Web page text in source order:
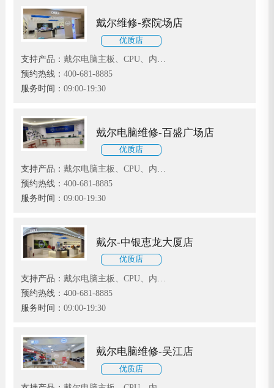
戴尔维修-察院场店
优质店
支持产品： 戴尔电脑主板、CPU、内
存、显卡、声卡、硬盘、光驱、系统等
故障维修
预约热线： 400-681-8885
服务时间： 09:00-19:30
戴尔电脑维修-百盛广场店
优质店
支持产品： 戴尔电脑主板、CPU、内
存、显卡、声卡、硬盘、光驱、系统等
故障维修
预约热线： 400-681-8885
服务时间： 09:00-19:30
戴尔-中银恵龙大厦店
优质店
支持产品： 戴尔电脑主板、CPU、内
存、显卡、声卡、硬盘、光驱、系统等
故障维修
预约热线： 400-681-8885
服务时间： 09:00-19:30
戴尔电脑维修-吴江店
优质店